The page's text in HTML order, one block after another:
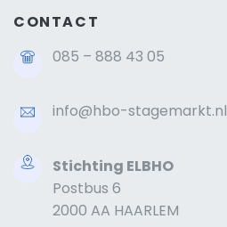
CONTACT
085 – 888 43 05
info@hbo-stagemarkt.nl
Stichting ELBHO
Postbus 6
2000 AA HAARLEM